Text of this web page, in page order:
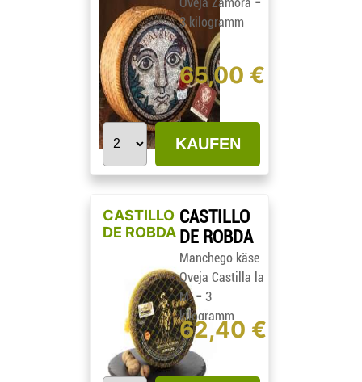
3 kilogramm
65,00 €
KAUFEN
CASTILLO
DE ROBDA
CASTILLO
DE ROBDA
Manchego käse
Oveja Castilla la
M.- 3
kilogramm
62,40 €